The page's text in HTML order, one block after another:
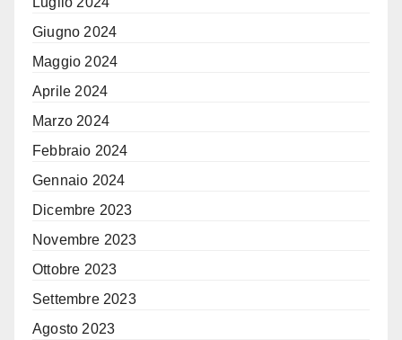
Giugno 2024
Maggio 2024
Aprile 2024
Marzo 2024
Febbraio 2024
Gennaio 2024
Dicembre 2023
Novembre 2023
Ottobre 2023
Settembre 2023
Agosto 2023